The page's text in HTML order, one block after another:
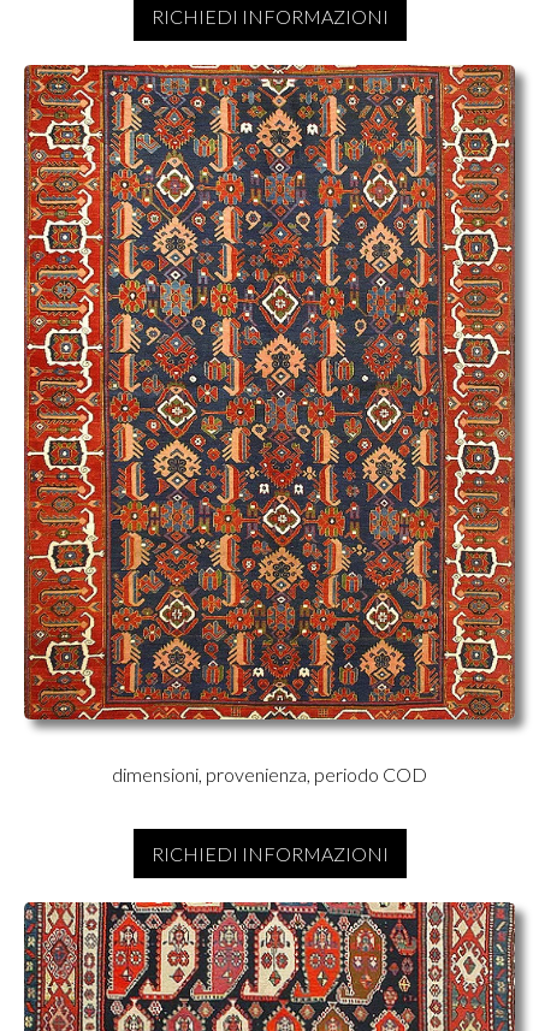
RICHIEDI INFORMAZIONI
dimensioni, provenienza, periodo COD
RICHIEDI INFORMAZIONI